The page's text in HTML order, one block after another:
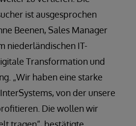
ist ausgesprochen
Beenen, Sales Manager
niederländischen IT-
Transformation und
„Wir haben eine starke
von der unsere
Die wollen wir